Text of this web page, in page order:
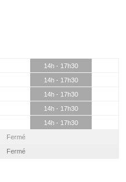
14h - 17h30
14h - 17h30
14h - 17h30
14h - 17h30
14h - 17h30
Fermé
Fermé